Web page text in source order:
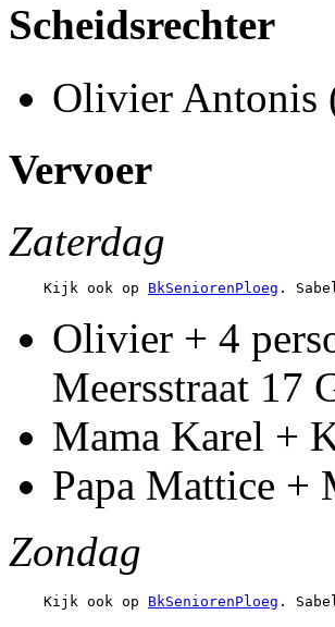
Scheidsrechter
Olivier Antonis
Vervoer
Zaterdag
    Kijk ook op
BkSeniorenPloeg
Olivier + 4
Meersstraat 17
Mama Karel +
Papa Mattice +
Zondag
    Kijk ook op
BkSeniorenPloeg